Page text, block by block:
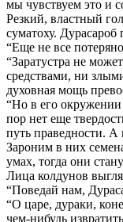
мы чувствуем это и
Резкий, властный
суматоху.
“Еще не все
“Заратустра не
средствами, ни
духовная мощь
“Но в его
пор нет еще
путь праведности. А
Зароним в них
умах, тогда они
Лица колдунов
“Поведай нам,
“О царе, дураки,
чем-нибудь